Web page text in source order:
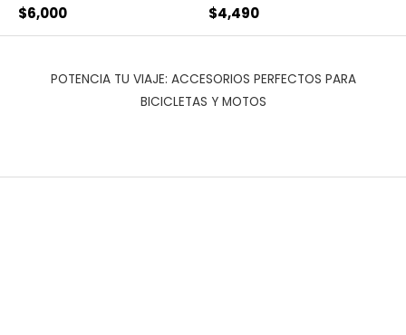
$6,000 $4,490
POTENCIA TU VIAJE: ACCESORIOS PERFECTOS PARA
BICICLETAS Y MOTOS